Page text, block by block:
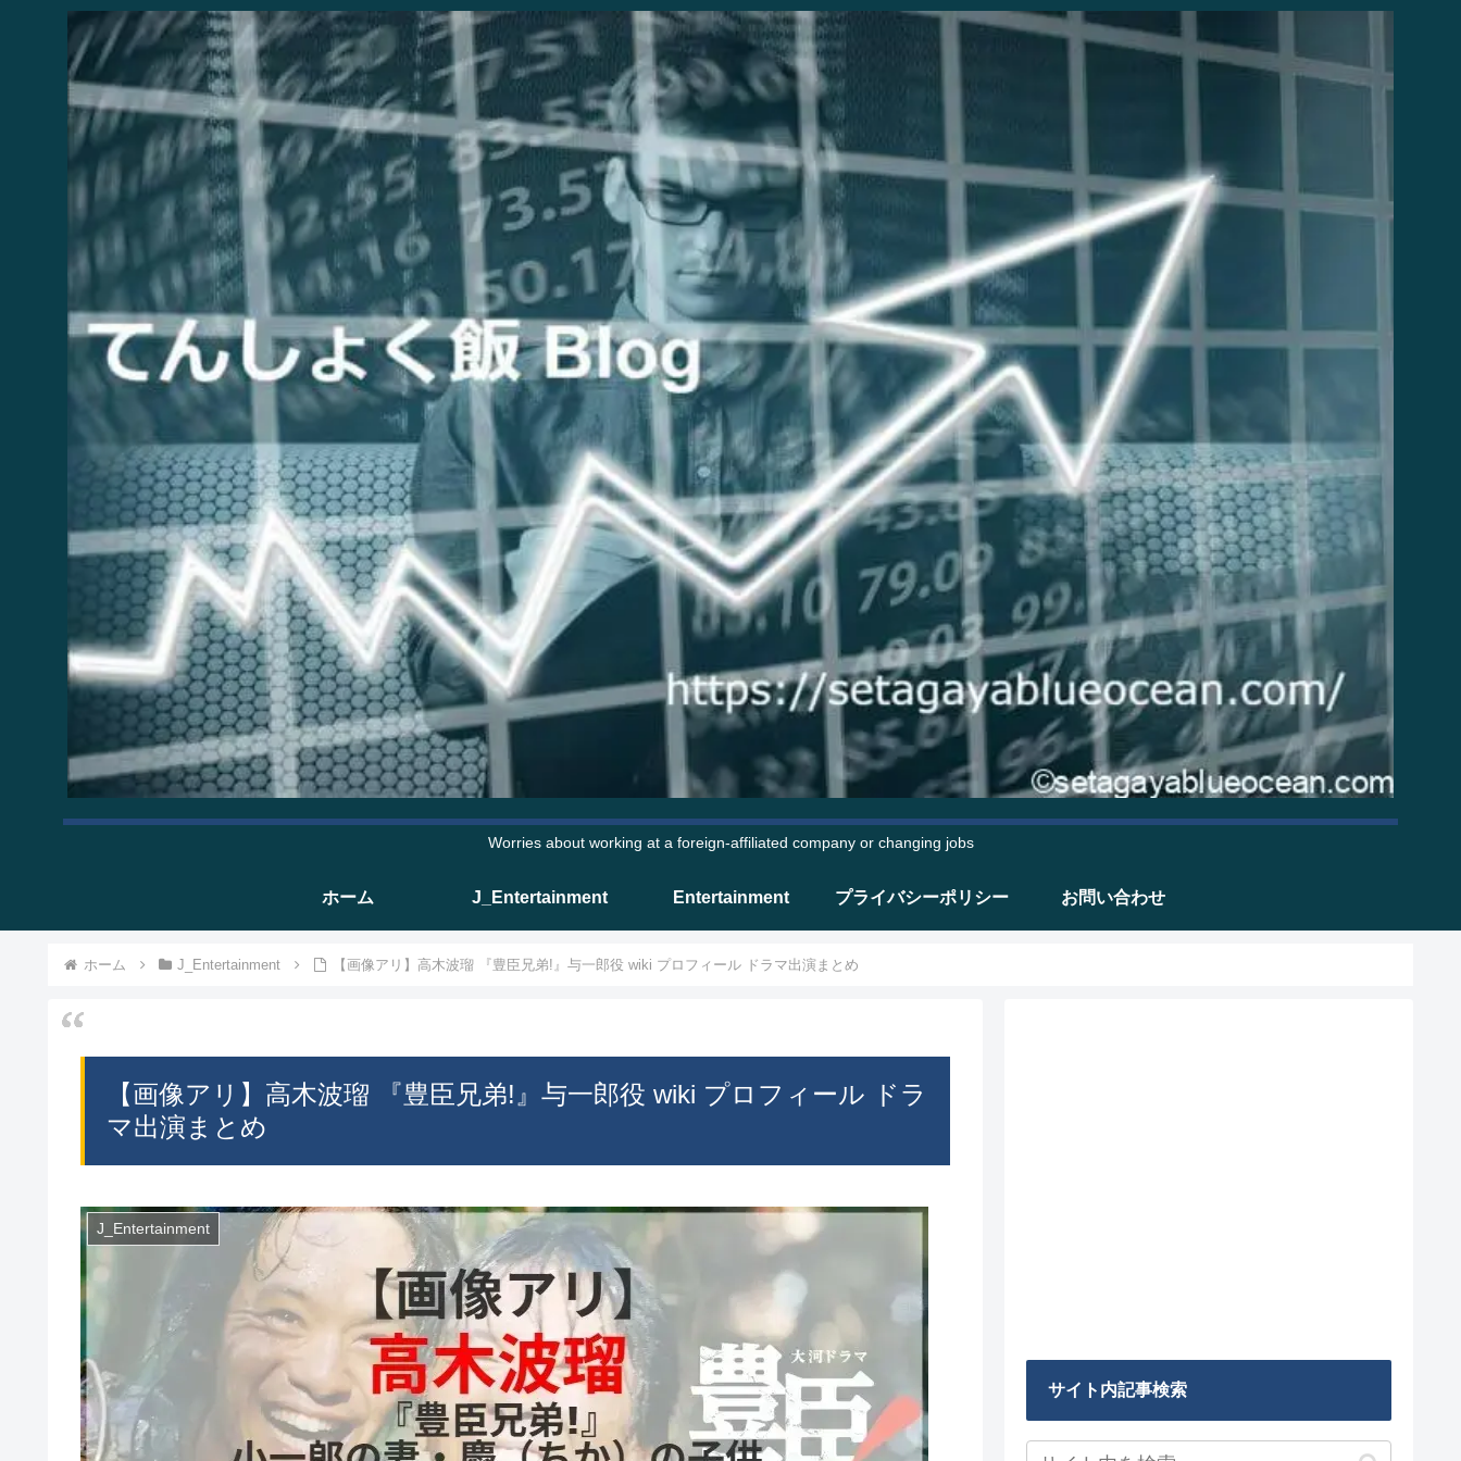
Worries about working at a foreign-affiliated company or changing jobs
ホーム J_Entertainment Entertainment プライバシーポリシー お問い合わせ
ホーム J_Entertainment 【画像アリ】高木波瑠 『豊臣兄弟!』与一郎役 wiki プロフィール ドラマ出演まとめ
【画像アリ】高木波瑠 『豊臣兄弟!』与一郎役 wiki プロフィール ドラ
マ出演まとめ
J_Entertainment
サイト内記事検索